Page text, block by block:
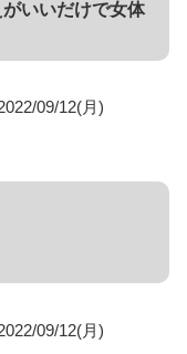
いいだけで女体
09/12(月)
09/12(月)